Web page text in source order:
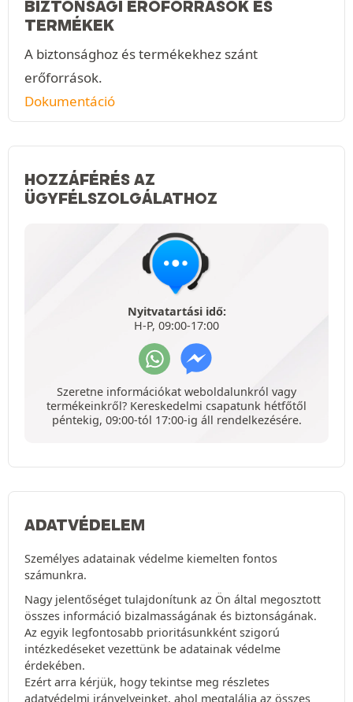
BIZTONSÁGI ERŐFORRÁSOK ÉS
TERMÉKEK
A biztonsághoz és termékekhez szánt
erőforrások.
Dokumentáció
HOZZÁFÉRÉS AZ
ÜGYFÉLSZOLGÁLATHOZ
Nyitvatartási idő:
H-P, 09:00-17:00
Szeretne információkat weboldalunkról vagy
termékeinkről? Kereskedelmi csapatunk hétfőtől
péntekig, 09:00-tól 17:00-ig áll rendelkezésére.
ADATVÉDELEM
Személyes adatainak védelme kiemelten fontos
számunkra.
Nagy jelentőséget tulajdonítunk az Ön által megosztott
összes információ bizalmasságának és biztonságának.
Az egyik legfontosabb prioritásunkként szigorú
intézkedéseket vezettünk be adatainak védelme
érdekében.
Ezért arra kérjük, hogy tekintse meg részletes
adatvédelmi irányelveinket, ahol megtalálja az összes